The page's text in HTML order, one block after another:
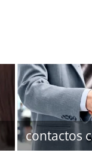
contactos